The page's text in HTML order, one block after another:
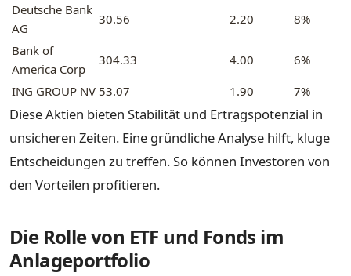
Deutsche Bank
AG
30.56 2.20
8%
Bank of
America Corp
304.33 4.00
6%
ING GROUP NV 53.07 1.90 7%
Diese Aktien bieten Stabilität und Ertragspotenzial in
unsicheren Zeiten. Eine gründliche Analyse hilft, kluge
Entscheidungen zu treffen. So können Investoren von
den Vorteilen profitieren.
Die Rolle von ETF und Fonds im
Anlageportfolio